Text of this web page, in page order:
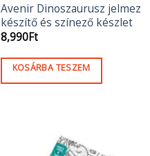
Avenir Dinoszaurusz jelmez
készítő és színező készlet
8,990Ft
KOSÁRBA TESZEM